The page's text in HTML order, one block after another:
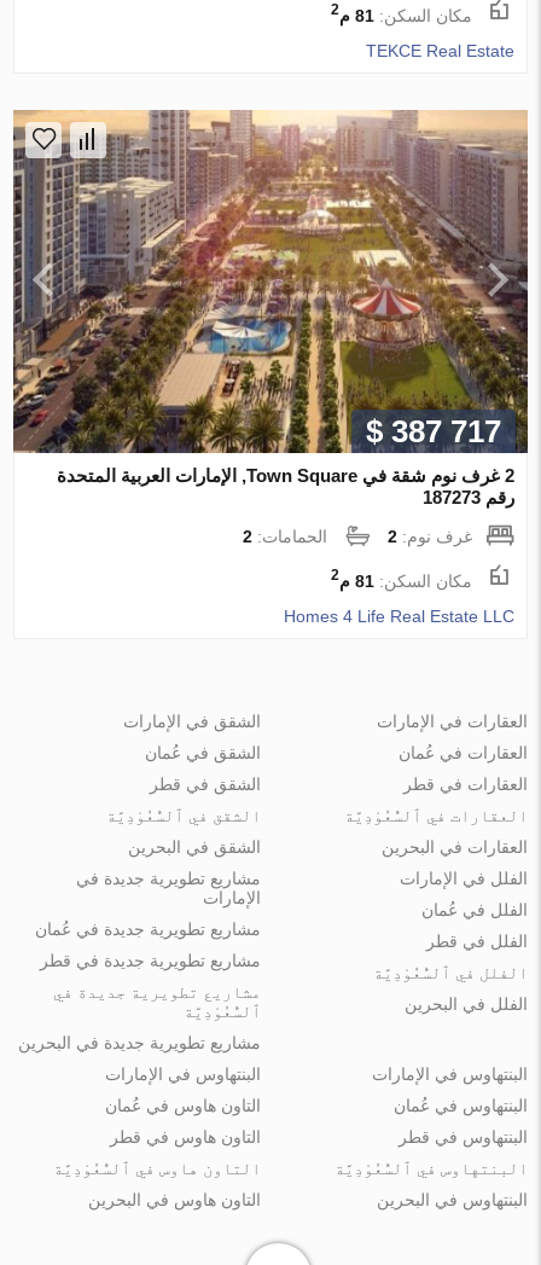
مكان السكن:81 م 2
TEKCE Real Estate
$ 387 717
2 غرف نوم شقة في Town Square, الإمارات العربية المتحدة
رقم 187273
غرف نوم:2 الحمامات:2
مكان السكن:81 م 2
Homes 4 Life Real Estate LLC
العقارات في الإمارات
العقارات في عُمان
العقارات في قطر
العقارات في ٱلسُّعُوْدِيَّة
العقارات في البحرين
الشقق في الإمارات
الشقق في عُمان
الشقق في قطر
الشقق في ٱلسُّعُوْدِيَّة
الشقق في البحرين
الفلل في الإمارات
الفلل في عُمان
الفلل في قطر
الفلل في ٱلسُّعُوْدِيَّة
الفلل في البحرين
مشاريع تطويرية جديدة في
الإمارات
مشاريع تطويرية جديدة في عُمان
مشاريع تطويرية جديدة في قطر
مشاريع تطويرية جديدة في
ٱلسُّعُوْدِيَّة
مشاريع تطويرية جديدة في البحرين
البنتهاوس في الإمارات
البنتهاوس في عُمان
البنتهاوس في قطر
البنتهاوس في ٱلسُّعُوْدِيَّة
البنتهاوس في البحرين
البنتهاوس في الإمارات
التاون هاوس في عُمان
التاون هاوس في قطر
التاون هاوس في ٱلسُّعُوْدِيَّة
التاون هاوس في البحرين